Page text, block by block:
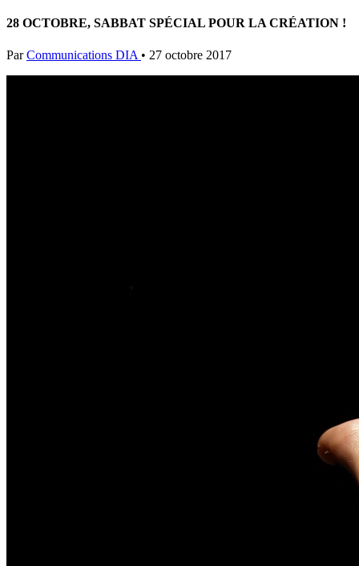
28 OCTOBRE, SABBAT SPÉCIAL POUR LA CRÉATION !
Par Communications DIA • 27 octobre 2017